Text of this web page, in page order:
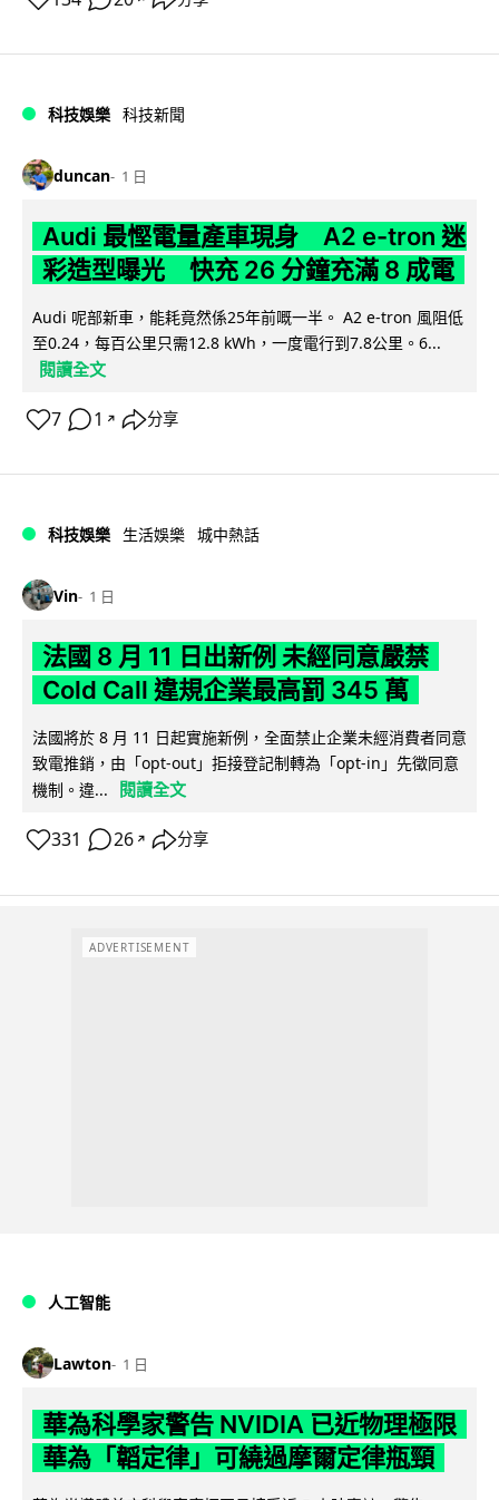
科技娛樂 科技新聞
duncan 1 日
Audi 最慳電量產車現身 A2 e-tron 迷
彩造型曝光 快充 26 分鐘充滿 8 成電
Audi 呢部新車，能耗竟然係25年前嘅一半。 A2 e-tron 風阻低
至0.24，每百公里只需12.8 kWh，一度電行到7.8公里。6...
閱讀全文
7 1 ↗ 分享
科技娛樂 生活娛樂 城中熱話
Vin 1 日
法國 8 月 11 日出新例 未經同意嚴禁
Cold Call 違規企業最高罰 345 萬
法國將於 8 月 11 日起實施新例，全面禁止企業未經消費者同意
致電推銷，由「opt-out」拒接登記制轉為「opt-in」先徵同意
機制。違...
閱讀全文
331 26 ↗ 分享
ADVERTISEMENT
人工智能
Lawton 1 日
華為科學家警告 NVIDIA 已近物理極限
華為「韜定律」可繞過摩爾定律瓶頸